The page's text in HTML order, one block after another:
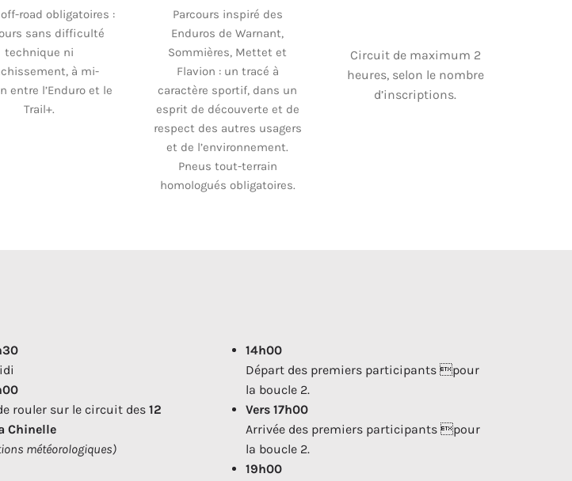
road obligatoires :
sans difficulté
technique ni
à mi-
entre l’Enduro et le
Trail+.
Parcours inspiré des
Enduros de Warnant,
Sommières, Mettet et
Flavion : un tracé à
caractère sportif, dans un
esprit de découverte et de
respect des autres usagers
et de l’environnement.
Pneus tout-terrain
homologués obligatoires.
Circuit de maximum 2
heures, selon le nombre
d’inscriptions.
rouler sur le circuit des12
Chinelle
météorologiques)
14h00
Départ des premiers participants pour
la boucle 2.
Vers 17h00
Arrivée des premiers participants pour
la boucle 2.
19h00